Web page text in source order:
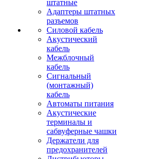
штатные
Адаптеры штатных
разъемов
Силовой кабель
Акустический
кабель
Межблочный
кабель
Сигнальный
(монтажный)
кабель
Автоматы питания
Акустические
терминалы и
сабвуферные чашки
Держатели для
предохранителей